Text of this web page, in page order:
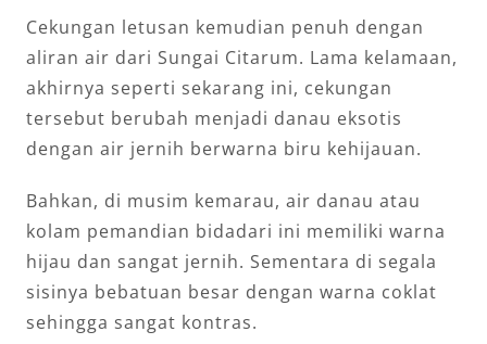
Cekungan letusan kemudian penuh dengan
aliran air dari Sungai Citarum. Lama kelamaan,
akhirnya seperti sekarang ini, cekungan
tersebut berubah menjadi danau eksotis
dengan air jernih berwarna biru kehijauan.
Bahkan, di musim kemarau, air danau atau
kolam pemandian bidadari ini memiliki warna
hijau dan sangat jernih. Sementara di segala
sisinya bebatuan besar dengan warna coklat
sehingga sangat kontras.